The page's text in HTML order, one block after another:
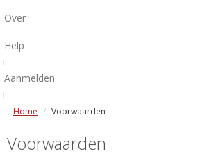
Over
Help
Aanmelden
Home Voorwaarden
Voorwaarden